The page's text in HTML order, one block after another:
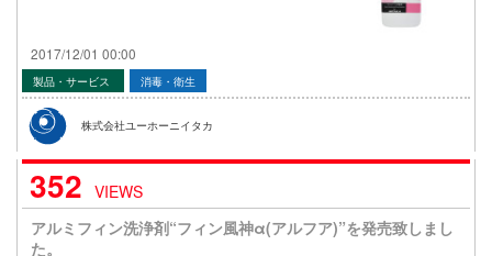
2017/12/01 00:00
製品・サービス 消毒・衛生
株式会社ユーホーニイタカ
352 VIEWS
アルミフィン洗浄剤“フィン風神α(アルフア)”を発売致しまし
た。